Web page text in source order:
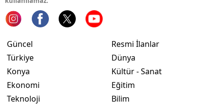
Güncel
Türkiye
Konya
Ekonomi
Teknoloji
Resmi İlanlar
Dünya
Kültür - Sanat
Eğitim
Bilim